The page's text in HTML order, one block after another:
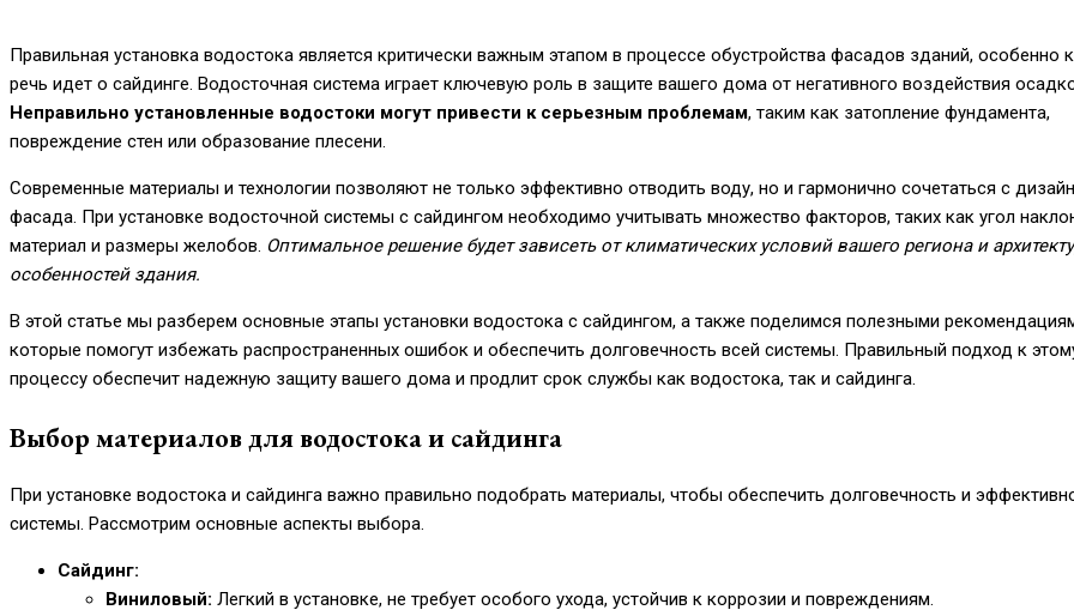
Правильная установка водостока является критически важным этапом в процессе обустройства фасадов зданий, особенно
речь идет о сайдинге. Водосточная система играет ключевую роль в защите вашего дома от негативного воздействия
Неправильно установленные водостоки могут привести к серьезным проблемам, таким как затопление фундамента,
повреждение стен или образование плесени.
Современные материалы и технологии позволяют не только эффективно отводить воду, но и гармонично сочетаться с
фасада. При установке водосточной системы с сайдингом необходимо учитывать множество факторов, таких как угол
материал и размеры желобов. Оптимальное решение будет зависеть от климатических условий вашего региона и
особенностей здания.
В этой статье мы разберем основные этапы установки водостока с сайдингом, а также поделимся полезными
которые помогут избежать распространенных ошибок и обеспечить долговечность всей системы. Правильный подход к
процессу обеспечит надежную защиту вашего дома и продлит срок службы как водостока, так и сайдинга.
Выбор материалов для водостока и сайдинга
При установке водостока и сайдинга важно правильно подобрать материалы, чтобы обеспечить долговечность и
системы. Рассмотрим основные аспекты выбора.
Сайдинг:
Виниловый: Легкий в установке, не требует особого ухода, устойчив к коррозии и повреждениям.